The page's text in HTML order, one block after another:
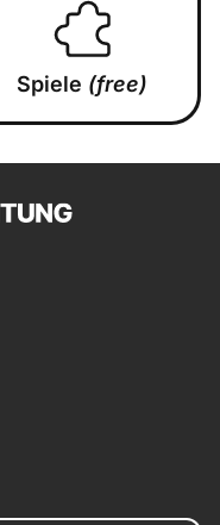
Spiele (free)